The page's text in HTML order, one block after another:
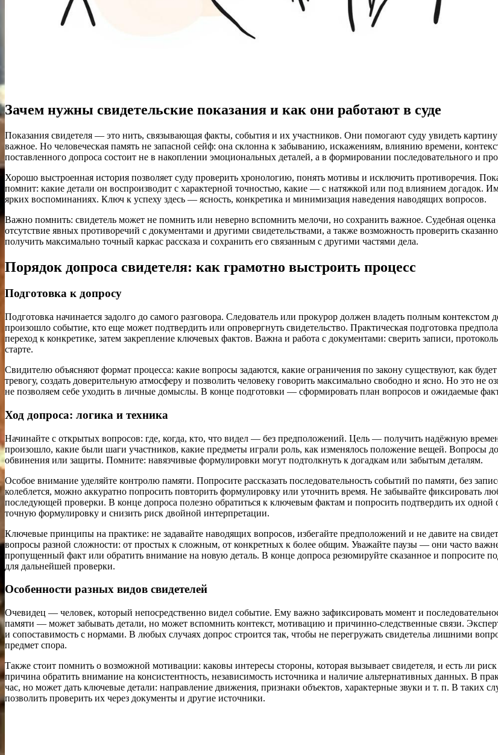
Зачем нужны свидетельские показания и как они работают в суде
Показания свидетеля — это нить, связывающая факты, события и их участников. Они помогают суду увидеть
важное. Но человеческая память не запасной сейф: она склонна к забыванию, искажениям, влиянию времени,
поставленного допроса состоит не в накоплении эмоциональных деталей, а в формировании последовательного и
Хорошо выстроенная история позволяет суду проверить хронологию, понять мотивы и исключить противоречия.
помнит: какие детали он воспроизводит с характерной точностью, какие — с натяжкой или под влиянием догадок.
ярких воспоминаниях. Ключ к успеху здесь — ясность, конкретика и минимизация наведения наводящих вопросов.
Важно помнить: свидетель может не помнить или неверно вспомнить мелочи, но сохранить важное. Судебная оценка
отсутствие явных противоречий с документами и другими свидетельствами, а также возможность проверить
получить максимально точный каркас рассказа и сохранить его связанным с другими частями дела.
Порядок допроса свидетеля: как грамотно выстроить процесс
Подготовка к допросу
Подготовка начинается задолго до самого разговора. Следователь или прокурор должен владеть полным
произошло событие, кто еще может подтвердить или опровергнуть свидетельство. Практическая подготовка
переход к конкретике, затем закрепление ключевых фактов. Важна и работа с документами: сверить записи,
старте.
Свидителю объясняют формат процесса: какие вопросы задаются, какие ограничения по закону существуют, как
тревогу, создать доверительную атмосферу и позволить человеку говорить максимально свободно и ясно. Но это не
не позволяем себе уходить в личные домыслы. В конце подготовки — сформировать план вопросов и ожидаемые
Ход допроса: логика и техника
Начинайте с открытых вопросов: где, когда, кто, что видел — без предположений. Цель — получить надёжную
произошло, какие были шаги участников, какие предметы играли роль, как изменялось положение вещей. Вопросы
обвинения или защиты. Помните: навязчивые формулировки могут подтолкнуть к догадкам или забытым деталям.
Особое внимание уделяйте контролю памяти. Попросите рассказать последовательность событий по памяти, без
колеблется, можно аккуратно попросить повторить формулировку или уточнить время. Не забывайте фиксировать
последующей проверки. В конце допроса полезно обратиться к ключевым фактам и попросить подтвердить их
точную формулировку и снизить риск двойной интерпретации.
Ключевые принципы на практике: не задавайте наводящих вопросов, избегайте предположений и не давите на
вопросы разной сложности: от простых к сложным, от конкретных к более общим. Уважайте паузы — они часто
пропущенный факт или обратить внимание на новую деталь. В конце допроса резюмируйте сказанное и попросите
для дальнейшей проверки.
Особенности разных видов свидетелей
Очевидец — человек, который непосредственно видел событие. Ему важно зафиксировать момент и
памяти — может забывать детали, но может вспомнить контекст, мотивацию и причинно-следственные связи.
и сопоставимость с нормами. В любых случаях допрос строится так, чтобы не перегружать свидетельа лишними
предмет спора.
Также стоит помнить о возможной мотивации: каковы интересы стороны, которая вызывает свидетеля, и есть ли
причина обратить внимание на консистентность, независимость источника и наличие альтернативных данных. В
час, но может дать ключевые детали: направление движения, признаки объектов, характерные звуки и т. п. В таких
позволить проверить их через документы и другие источники.